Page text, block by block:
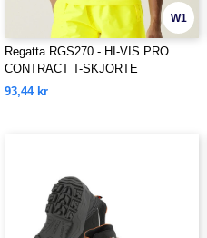
W1
Regatta RGS270 - HI-VIS PRO
CONTRACT T-SKJORTE
93,44 kr